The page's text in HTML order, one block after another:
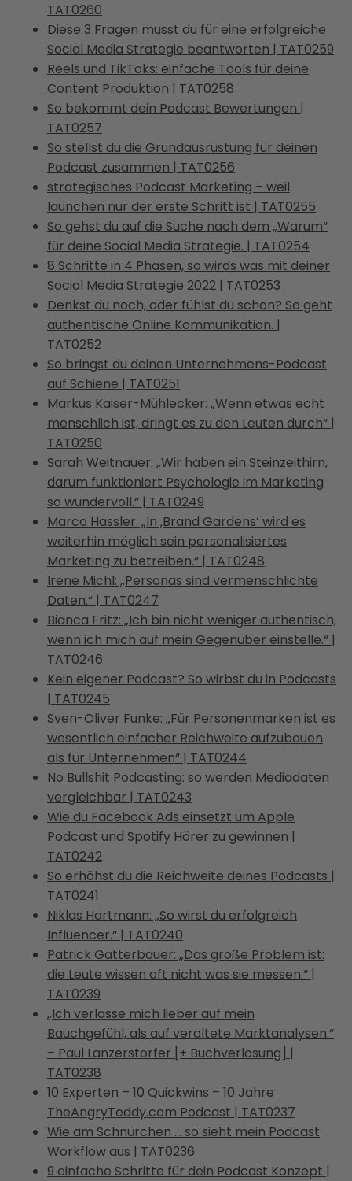
TAT0260
Diese 3 Fragen musst du für eine erfolgreiche
Social Media Strategie beantworten | TAT0259
Reels und TikToks: einfache Tools für deine
Content Produktion | TAT0258
So bekommt dein Podcast Bewertungen |
TAT0257
So stellst du die Grundausrüstung für deinen
Podcast zusammen | TAT0256
strategisches Podcast Marketing – weil
launchen nur der erste Schritt ist | TAT0255
So gehst du auf die Suche nach dem „Warum“
für deine Social Media Strategie. | TAT0254
8 Schritte in 4 Phasen, so wirds was mit deiner
Social Media Strategie 2022 | TAT0253
Denkst du noch, oder fühlst du schon? So geht
authentische Online Kommunikation. |
TAT0252
So bringst du deinen Unternehmens-Podcast
auf Schiene | TAT0251
Markus Kaiser-Mühlecker: „Wenn etwas echt
menschlich ist, dringt es zu den Leuten durch“ |
TAT0250
Sarah Weitnauer: „Wir haben ein Steinzeithirn,
darum funktioniert Psychologie im Marketing
so wundervoll.“ | TAT0249
Marco Hassler: „In ‚Brand Gardens‘ wird es
weiterhin möglich sein personalisiertes
Marketing zu betreiben.“ | TAT0248
Irene Michl: „Personas sind vermenschlichte
Daten.“ | TAT0247
Bianca Fritz: „Ich bin nicht weniger authentisch,
wenn ich mich auf mein Gegenüber einstelle.“ |
TAT0246
Kein eigener Podcast? So wirbst du in Podcasts
| TAT0245
Sven-Oliver Funke: „Für Personenmarken ist es
wesentlich einfacher Reichweite aufzubauen
als für Unternehmen“ | TAT0244
No Bullshit Podcasting: so werden Mediadaten
vergleichbar | TAT0243
Wie du Facebook Ads einsetzt um Apple
Podcast und Spotify Hörer zu gewinnen |
TAT0242
So erhöhst du die Reichweite deines Podcasts |
TAT0241
Niklas Hartmann: „So wirst du erfolgreich
Influencer.“ | TAT0240
Patrick Gatterbauer: „Das große Problem ist:
die Leute wissen oft nicht was sie messen.“ |
TAT0239
„Ich verlasse mich lieber auf mein
Bauchgefühl, als auf veraltete Marktanalysen.“
– Paul Lanzerstorfer [+ Buchverlosung] |
TAT0238
10 Experten – 10 Quickwins – 10 Jahre
TheAngryTeddy.com Podcast | TAT0237
Wie am Schnürchen … so sieht mein Podcast
Workflow aus | TAT0236
9 einfache Schritte für dein Podcast Konzept |